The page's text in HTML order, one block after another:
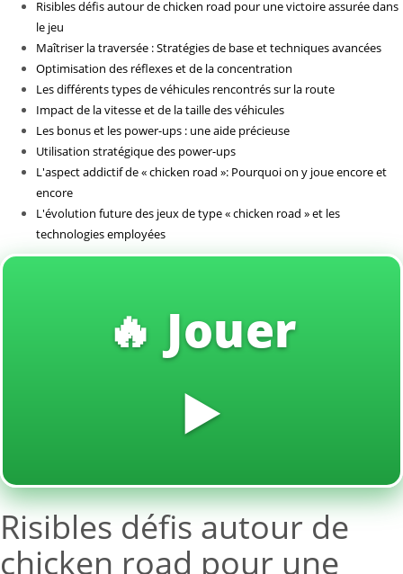
Sin categoría
Risibles défis autour de chicken road pour une victoire assurée dans
le jeu
Maîtriser la traversée : Stratégies de base et techniques avancées
Optimisation des réflexes et de la concentration
Les différents types de véhicules rencontrés sur la route
Impact de la vitesse et de la taille des véhicules
Les bonus et les power-ups : une aide précieuse
Utilisation stratégique des power-ups
L'aspect addictif de « chicken road »: Pourquoi on y joue encore et
encore
L'évolution future des jeux de type « chicken road » et les
technologies employées
🔥 Jouer
▶️
Risibles défis autour de
chicken road pour une